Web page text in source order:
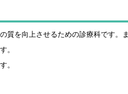
質を向上させるための診療科です。
。
。